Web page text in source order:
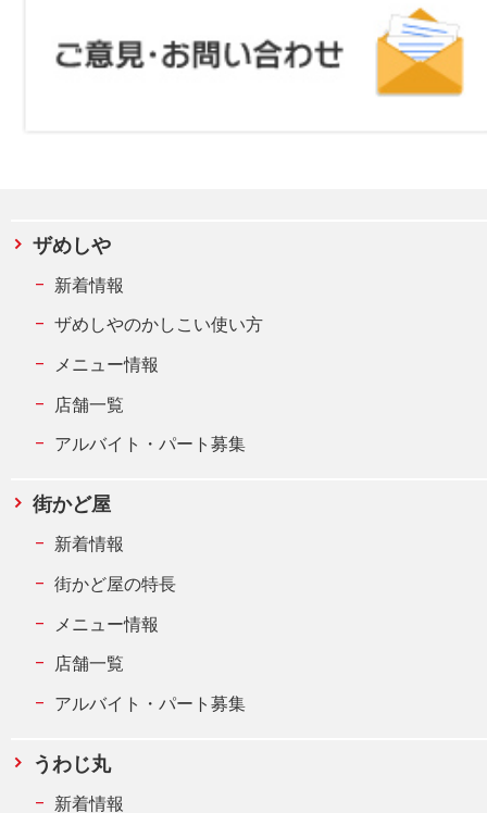
ザめしや
新着情報
ザめしやのかしこい使い方
メニュー情報
店舗一覧
アルバイト・パート募集
街かど屋
新着情報
街かど屋の特長
メニュー情報
店舗一覧
アルバイト・パート募集
うわじ丸
新着情報